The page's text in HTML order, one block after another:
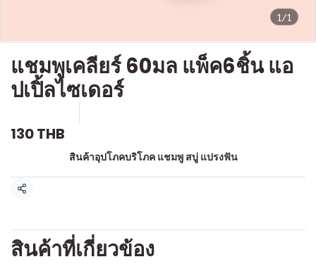
1/1
แชมพูเคลียร์ 60มล แพ็ค6ชิ้น แอ
ปเปิ้ลไซเดอร์
130 THB
สินค้าอุปโภคบริโภค แชมพู สบู่ แปรงฟัน
แชร์
สินค้าที่เกี่ยวข้อง